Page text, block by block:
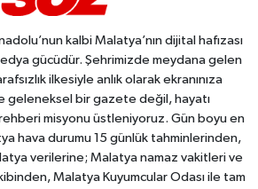
kalbi Malatya’nın dijital hafızası
gücüdür. Şehrimizde meydana gelen
ilkesiyle anlık olarak ekranınıza
geleneksel bir gazete değil, hayatı
misyonu üstleniyoruz. Gün boyu en
hava durumu 15 günlük tahminlerinden,
verilerine; Malatya namaz vakitleri ve
Malatya Kuyumcular Odası ile tam